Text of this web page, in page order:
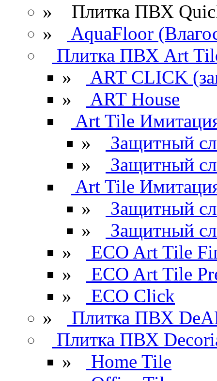
» Плитка ПВХ
»
AquaFloor
Плитка ПВХ Art
»
ART CLICK
»
ART House
Art Tile
»
Защитный
»
Защитный
Art Tile
»
Защитный
»
Защитный
»
ECO Art Tile
»
ECO Art Tile
»
ECO Click
»
Плитка ПВХ
Плитка ПВХ
»
Home Tile